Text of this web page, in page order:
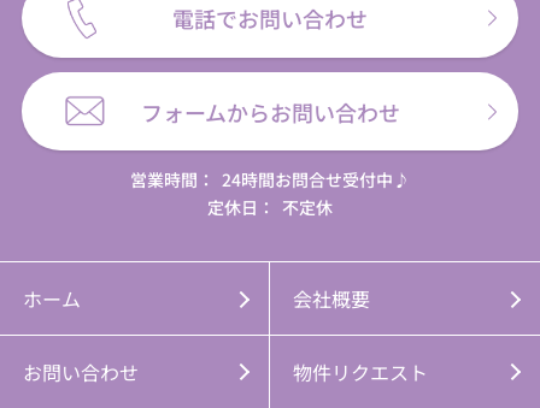
電話でお問い合わせ
フォームからお問い合わせ
営業時間： 24時間お問合せ受付中♪
定休日：
不定休
ホーム 会社概要
お問い合わせ 物件リクエスト